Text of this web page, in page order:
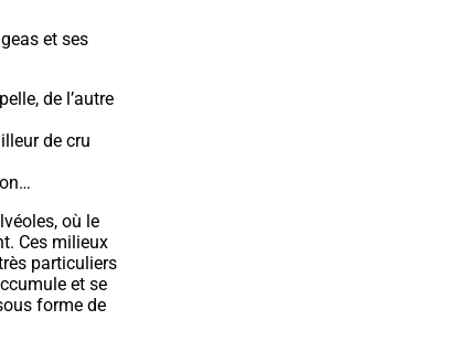
et ses
de l’autre
de cru
où le
Ces milieux
particuliers
et se
forme de